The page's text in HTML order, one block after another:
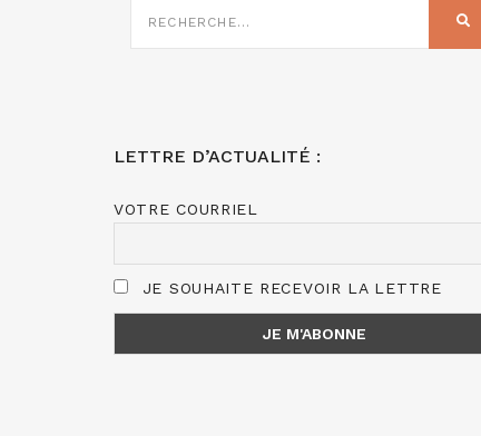
SUR
LETTRE D’ACTUALITÉ :
VOTRE COURRIEL
JE SOUHAITE RECEVOIR LA LETTRE